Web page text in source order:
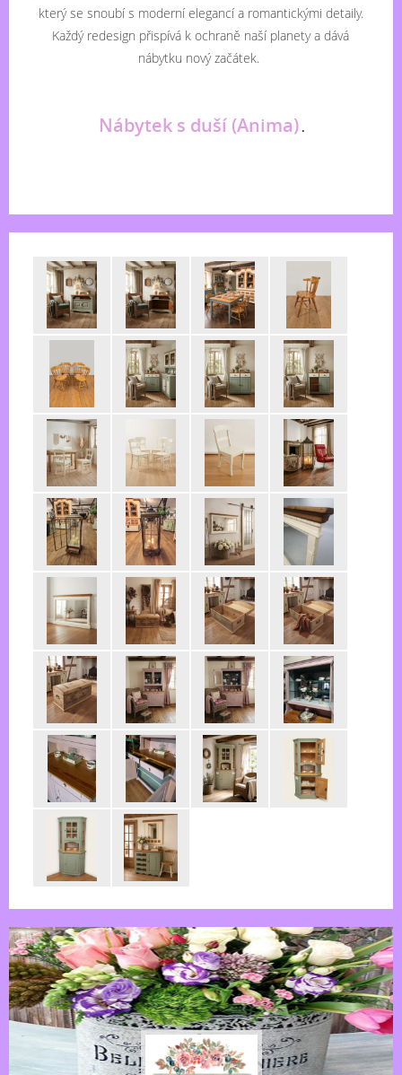
který se snoubí s moderní elegancí a romantickými detaily.
Každý redesign přispívá k ochraně naší planety a dává
nábytku nový začátek.
Nábytek s duší (Anima).